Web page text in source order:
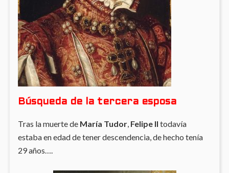
Búsqueda de la tercera esposa
Tras la muerte de María Tudor, Felipe II todavía
estaba en edad de tener descendencia, de hecho tenía
29 años….